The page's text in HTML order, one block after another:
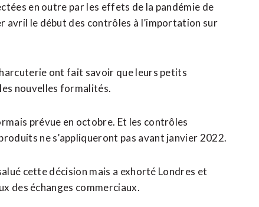
en outre par les effets de la pandémie de
le début des contrôles à l’importation sur
ont fait savoir que leurs petits
nouvelles formalités.
prévue en octobre. Et les contrôles
ne s’appliqueront pas avant janvier 2022.
cette décision mais a exhorté Londres et
des échanges commerciaux.